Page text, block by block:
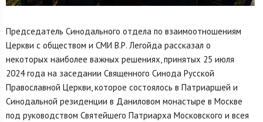
Председатель Синодального отдела по взаимоотношениям
Церкви с обществом и СМИ В.Р. Легойда рассказал о
некоторых наиболее важных решениях, принятых 25 июля
2024 года на заседании Священного Синода Русской
Православной Церкви, которое состоялось в Патриаршей и
Синодальной резиденции в Даниловом монастыре в Москве
под руководством Святейшего Патриарха Московского и всея